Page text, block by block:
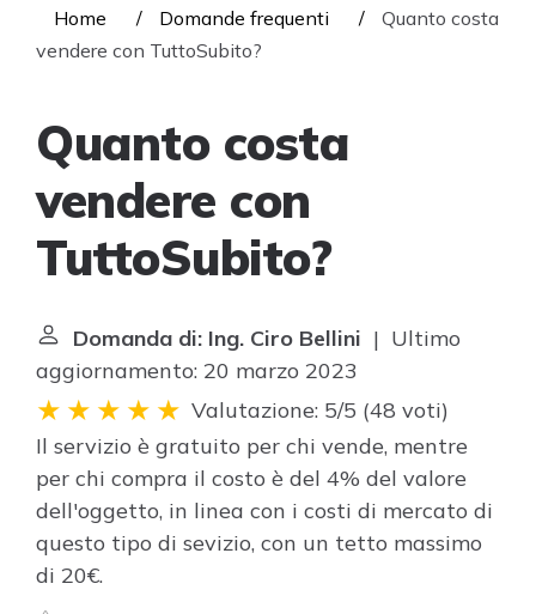
Home Domande frequenti
Quanto costa
vendere con TuttoSubito?
Quanto costa
vendere con
TuttoSubito?
Domanda di: Ing. Ciro Bellini | Ultimo
aggiornamento: 20 marzo 2023
Valutazione: 5/5 (48 voti)
Il servizio è gratuito per chi vende, mentre
per chi compra il costo è del 4% del valore
dell'oggetto, in linea con i costi di mercato di
questo tipo di sevizio, con un tetto massimo
di 20€.